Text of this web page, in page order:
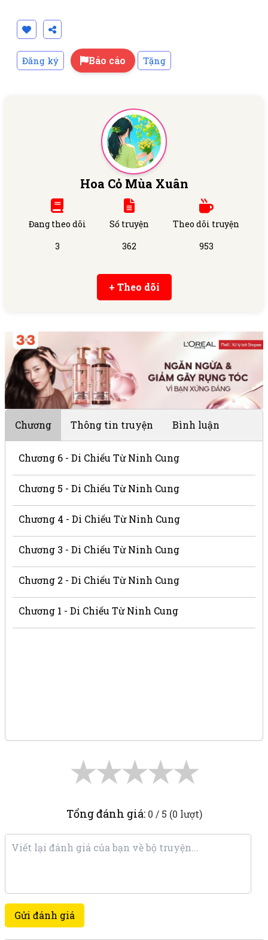
Đăng ký Báo cáo Tặng
Hoa Cỏ Mùa Xuân
Đang theo dõi
3
Số truyện
362
Theo dõi truyện
953
+ Theo dõi
Chương Thông tin truyện Bình luận
Chương 6 - Di Chiếu Từ Ninh Cung
Chương 5 - Di Chiếu Từ Ninh Cung
Chương 4 - Di Chiếu Từ Ninh Cung
Chương 3 - Di Chiếu Từ Ninh Cung
Chương 2 - Di Chiếu Từ Ninh Cung
Chương 1 - Di Chiếu Từ Ninh Cung
★
★
★
★
★
Tổng đánh giá: 0 / 5 (0 lượt)
Gửi đánh giá